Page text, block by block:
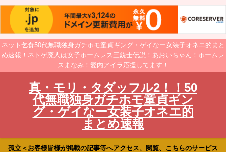
ネット乞食50代無職独身ガチホモ童貞ギング・ゲイなー女装子オネエ的まと
め速報！ネトゲ廃人は女子ホームレス三銃士伝説！あおいちゃん！ホームレ
スまなみ！愛内アイラ応援してます！
真・モリ・タダッフル2！！50
代無職独身ガチホモ童貞ギン
グ・ゲイなー女装子オネエ的
まとめ速報
孤立＜お客様皆様が掲載の記事等へアクセス、閲覧、こちらのサービス